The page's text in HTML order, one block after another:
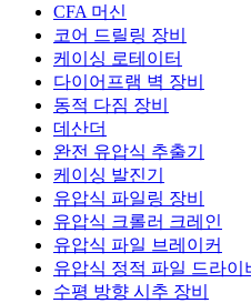
CFA 머신
코어 드릴링 장비
케이싱 로테이터
다이어프램 벽 장비
동적 다짐 장비
데산더
완전 유압식 추출기
케이싱 발진기
유압식 파일링 장비
유압식 크롤러 크레인
유압식 파일 브레이커
유압식 정적 파일 드라이
수평 방향 시추 장비